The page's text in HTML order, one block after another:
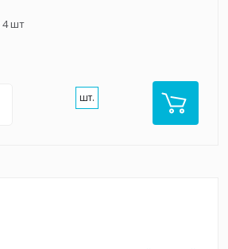
4шт
шт.